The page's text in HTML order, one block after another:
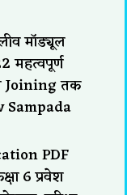
मॉड्यूल
महत्वपूर्ण
Joining तक
Sampada
PDF
6 प्रवेश